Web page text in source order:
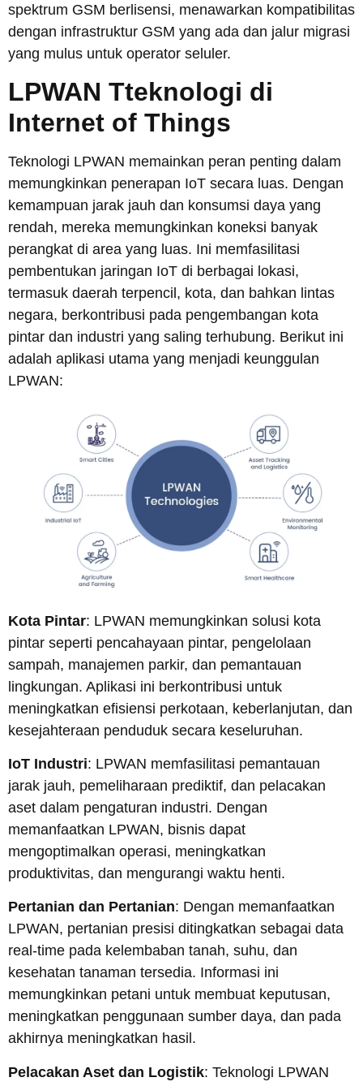
spektrum GSM berlisensi, menawarkan kompatibilitas
dengan infrastruktur GSM yang ada dan jalur migrasi
yang mulus untuk operator seluler.
LPWAN Tteknologi di
Internet of Things
Teknologi LPWAN memainkan peran penting dalam
memungkinkan penerapan IoT secara luas. Dengan
kemampuan jarak jauh dan konsumsi daya yang
rendah, mereka memungkinkan koneksi banyak
perangkat di area yang luas. Ini memfasilitasi
pembentukan jaringan IoT di berbagai lokasi,
termasuk daerah terpencil, kota, dan bahkan lintas
negara, berkontribusi pada pengembangan kota
pintar dan industri yang saling terhubung. Berikut ini
adalah aplikasi utama yang menjadi keunggulan
LPWAN:
Kota Pintar: LPWAN memungkinkan solusi kota
pintar seperti pencahayaan pintar, pengelolaan
sampah, manajemen parkir, dan pemantauan
lingkungan. Aplikasi ini berkontribusi untuk
meningkatkan efisiensi perkotaan, keberlanjutan, dan
kesejahteraan penduduk secara keseluruhan.
IoT Industri: LPWAN memfasilitasi pemantauan
jarak jauh, pemeliharaan prediktif, dan pelacakan
aset dalam pengaturan industri. Dengan
memanfaatkan LPWAN, bisnis dapat
mengoptimalkan operasi, meningkatkan
produktivitas, dan mengurangi waktu henti.
Pertanian dan Pertanian: Dengan memanfaatkan
LPWAN, pertanian presisi ditingkatkan sebagai data
real-time pada kelembaban tanah, suhu, dan
kesehatan tanaman tersedia. Informasi ini
memungkinkan petani untuk membuat keputusan,
meningkatkan penggunaan sumber daya, dan pada
akhirnya meningkatkan hasil.
Pelacakan Aset dan Logistik: Teknologi LPWAN